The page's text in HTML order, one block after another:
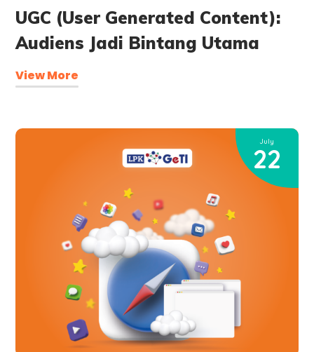
UGC (User Generated Content):
Audiens Jadi Bintang Utama
View More
July
22